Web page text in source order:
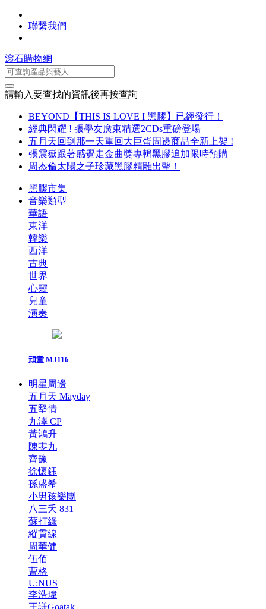
聯繫我們
滾石購物網
請輸入要查找的資訊後再按查詢
BEYOND【THIS IS LOVE I 黑膠】已經發行！
經典閃耀 ! 張學友廣東精選2CDs重磅登場
五月天回到那一天重回大巨蛋周邊商品全新上架 !
張震嶽跟著感覺走金曲獎專輯黑膠追加限時預購
周杰倫太陽之子珍藏黑膠精雕出擊！
黑膠市集
音樂類型
華語
東洋
韓樂
西洋
古典
世界
心靈
兒童
演奏
頑童 MJ116
明星周邊
五月天 Mayday
五堅情
九澤 CP
黃鴻升
陳零九
齊豫
徐懷鈺
孫盛希
小男孩樂團
八三夭 831
蘇打綠
縱貫線
周華健
伍佰
曹格
U:NUS
李浩瑋